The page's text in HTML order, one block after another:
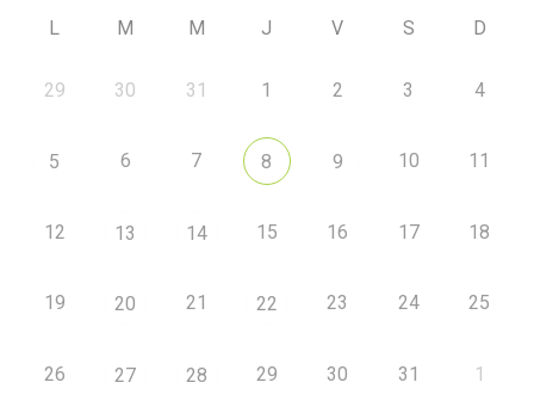
L M M J V S D
29 30 31 1 2 3 4
5 6 7 8 9 10 11
12 13 14 15 16 17 18
19 20 21 22 23 24 25
26 27 28 29 30 31 1